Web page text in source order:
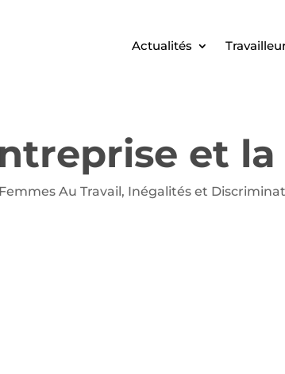
Actualités
et
Femmes Au Travail, Inégalités et